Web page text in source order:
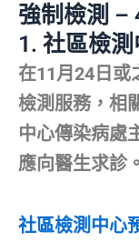
強制檢測 –
1. 社區檢
在11月24日或
檢測服務，相
中心傳染病處
應向醫生求診。
社區檢測中心